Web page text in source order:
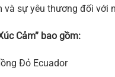
và sự yêu thương đối với
Cảm” bao gồm:
Đỏ Ecuador